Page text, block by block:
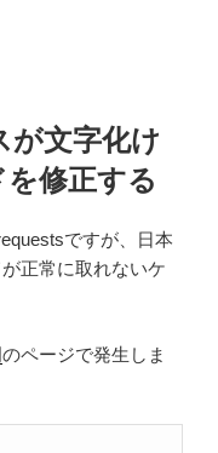
文字化け
修正する
ですが、日本
正常に取れないケ
のページで発生しま